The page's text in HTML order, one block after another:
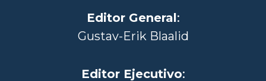
Editor General:
Gustav-Erik Blaalid
Editor Ejecutivo: